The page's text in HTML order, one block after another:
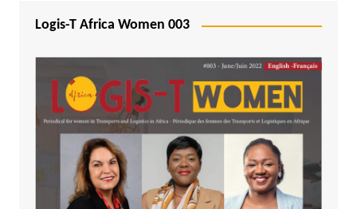
Logis-T Africa Women 003